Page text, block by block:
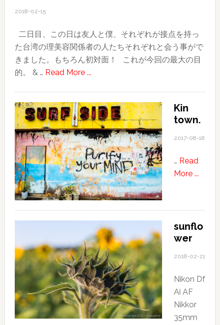
ー
ト
2018-02-15
二日目、この日は友人と僕、それぞれが接点を持っ
た台湾の理美容関係者の人たちそれぞれと会う事がで
きました。もちろん初対面！ これが今回の最大の目
的。 & … Read More ...about
湾
旅
行
記〜
そ
の
４〜
ま
だ
ぬ
台
湾
の
新
し
い
Kin
town.
2017-08-18
… Read
More ...about
sunflo
wer
2018-02-21
Nikon Df
Ai AF
Nikkor
35mm